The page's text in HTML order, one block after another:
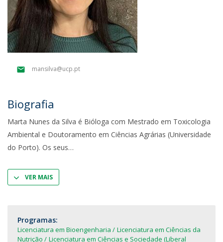
mansilva@ucp.pt
Biografia
Marta Nunes da Silva é Bióloga com Mestrado em Toxicologia
Ambiental e Doutoramento em Ciências Agrárias (Universidade
do Porto). Os seus
VER MAIS
Programas:
Licenciatura em Bioengenharia
Licenciatura em Ciências da
Nutrição
Licenciatura em Ciências e Sociedade (Liberal